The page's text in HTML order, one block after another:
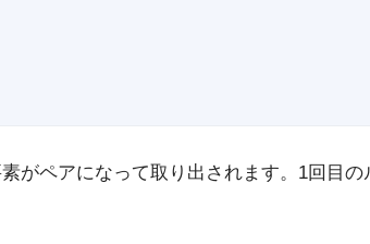
がペアになって取り出されます。1回目